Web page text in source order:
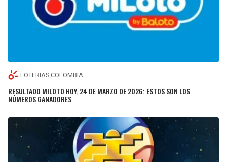
LOTERIAS COLOMBIA
RESULTADO MILOTO HOY, 24 DE MARZO DE 2026: ESTOS SON LOS
NÚMEROS GANADORES